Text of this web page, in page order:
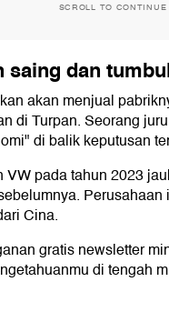
SCROLL TO
saing dan
akan menjual
di Turpan. Seorang
di balik keputusan
VW pada tahun 2023
Cina.
gratis newsletter
di tengah